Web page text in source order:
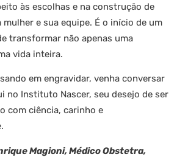
às escolhas e na construção de
mulher e sua equipe. É o início de um
transformar não apenas uma
vida inteira.
em engravidar, venha conversar
no Instituto Nascer, seu desejo de ser
com ciência, carinho e
Magioni, Médico Obstetra,